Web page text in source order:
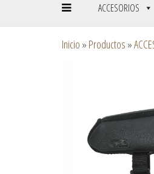
ACCESORIOS
Inicio » Productos »